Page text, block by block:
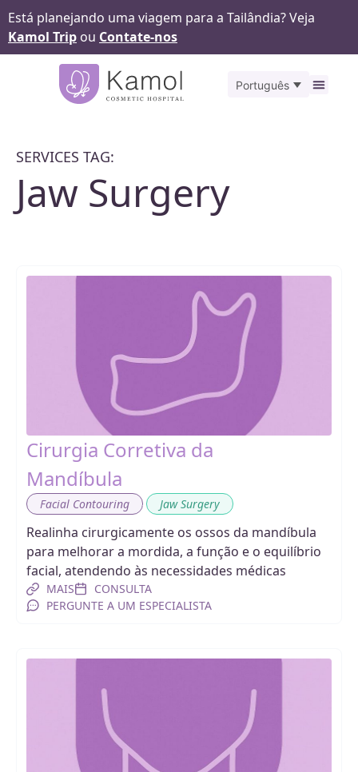
Está planejando uma viagem para a Tailândia? Veja
Kamol Trip ou Contate-nos
Português
SERVICES TAG:
Jaw Surgery
Cirurgia Corretiva da
Mandíbula
Facial Contouring Jaw Surgery
Realinha cirurgicamente os ossos da mandíbula
para melhorar a mordida, a função e o equilíbrio
facial, atendendo às necessidades médicas
MAIS
CONSULTA
PERGUNTE A UM ESPECIALISTA